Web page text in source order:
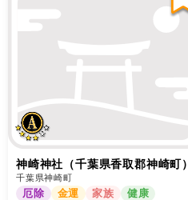
神崎神社（千葉県香取郡神崎町）
千葉県神崎町
厄除 金運 家族 健康